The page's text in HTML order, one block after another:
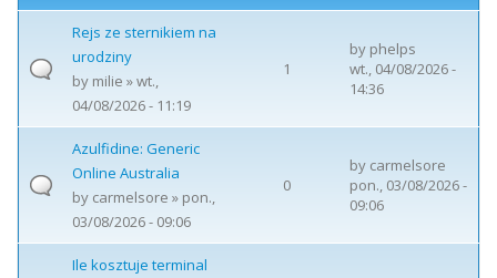
Rejs ze sternikiem na
urodziny
by milie » wt.,
04/08/2026 - 11:19
1
by phelps
wt., 04/08/2026 -
14:36
Azulfidine: Generic
Online Australia
by carmelsore » pon.,
03/08/2026 - 09:06
0
by carmelsore
pon., 03/08/2026 -
09:06
Ile kosztuje terminal